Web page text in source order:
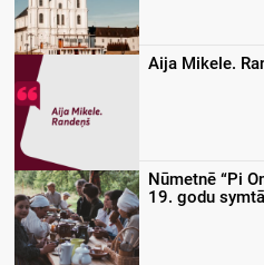
Aija Mikele.
Nūmetnē “Pi
19. godu symtā